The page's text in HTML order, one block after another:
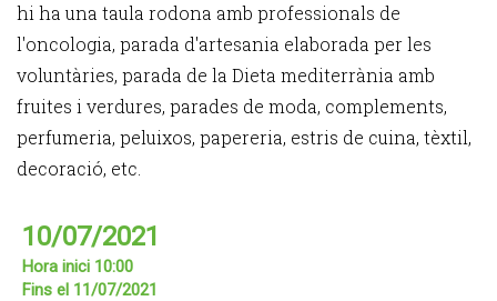
hi ha una taula rodona amb professionals de
l'oncologia, parada d'artesania elaborada per les
voluntàries, parada de la Dieta mediterrània amb
fruites i verdures, parades de moda, complements,
perfumeria, peluixos, papereria, estris de cuina, tèxtil,
decoració, etc.
10/07/2021
Hora inici 10:00
Fins el 11/07/2021